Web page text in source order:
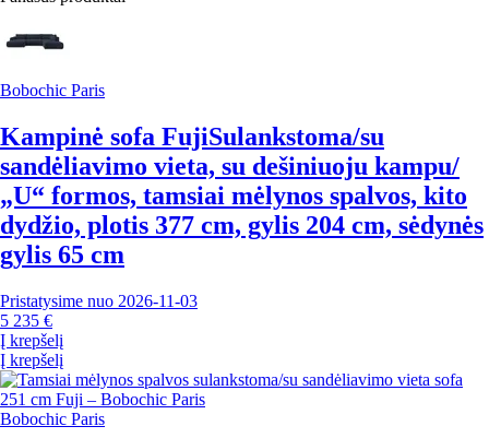
Bobochic Paris
Kampinė sofa FujiSulankstoma/su
sandėliavimo vieta, su dešiniuoju kampu/
„U“ formos, tamsiai mėlynos spalvos, kito
dydžio, plotis 377 cm, gylis 204 cm, sėdynės
gylis 65 cm
Pristatysime nuo 2026‑11‑03
5 235 €
Į krepšelį
Į krepšelį
Bobochic Paris